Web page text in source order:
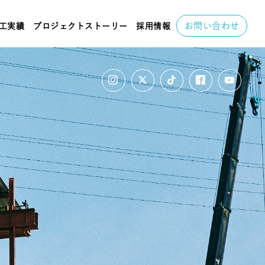
実績 プロジェクトストーリー 採用情報 お問い合わせ